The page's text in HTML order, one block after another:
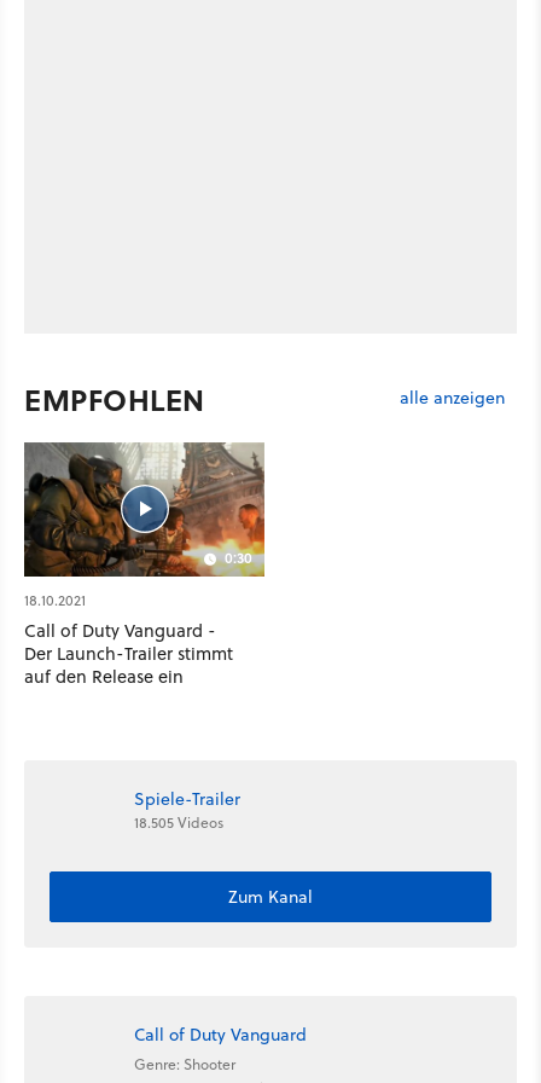
EMPFOHLEN alle anzeigen
0:30
18.10.2021
Call of Duty Vanguard -
Der Launch-Trailer stimmt
auf den Release ein
Spiele-Trailer
18.505 Videos
Zum Kanal
Call of Duty Vanguard
Genre: Shooter